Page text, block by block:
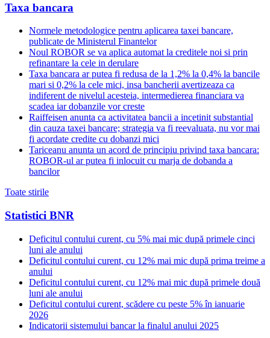
Taxa bancara
Normele metodologice pentru aplicarea taxei bancare,
publicate de Ministerul Finantelor
Noul ROBOR se va aplica automat la creditele noi si prin
refinantare la cele in derulare
Taxa bancara ar putea fi redusa de la 1,2% la 0,4% la bancile
mari si 0,2% la cele mici, insa bancherii avertizeaza ca
indiferent de nivelul acesteia, intermedierea financiara va
scadea iar dobanzile vor creste
Raiffeisen anunta ca activitatea bancii a incetinit substantial
din cauza taxei bancare; strategia va fi reevaluata, nu vor mai
fi acordate credite cu dobanzi mici
Tariceanu anunta un acord de principiu privind taxa bancara:
ROBOR-ul ar putea fi inlocuit cu marja de dobanda a
bancilor
Toate stirile
Statistici BNR
Deficitul contului curent, cu 5% mai mic după primele cinci
luni ale anului
Deficitul contului curent, cu 12% mai mic după prima treime a
anului
Deficitul contului curent, cu 12% mai mic după primele două
luni ale anului
Deficitul contului curent, scădere cu peste 5% în ianuarie
2026
Indicatorii sistemului bancar la finalul anului 2025